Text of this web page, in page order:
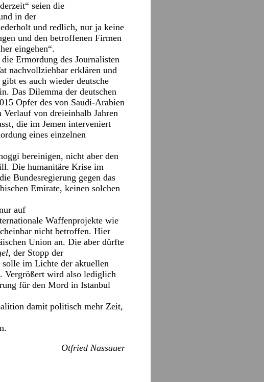
seien die
in der
und redlich, nur ja keine
und den betroffenen Firmen
eingehen“.
Ermordung des Journalisten
nachvollziehbar erklären und
es auch wieder deutsche
Das Dilemma der deutschen
Opfer des von Saudi-Arabien
von dreieinhalb Jahren
die im Jemen interveniert
eines einzelnen
bereinigen, nicht aber den
Die humanitäre Krise im
Bundesregierung gegen das
Emirate, keinen solchen
auf
Waffenprojekte wie
nicht betroffen. Hier
Union an. Die aber dürfte
, der Stopp der
im Lichte der aktuellen
Vergrößert wird also lediglich
für den Mord in Istanbul
damit politisch mehr Zeit,
Otfried Nassauer